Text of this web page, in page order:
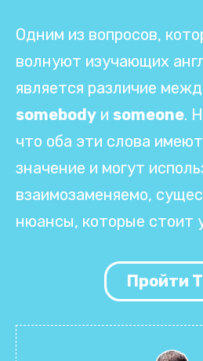
Одним из вопросов,
волнуют изучающих
является различие
somebody и someone.
что оба эти слова
значение и могут
взаимозаменяемо,
нюансы, которые стоит
Пройти